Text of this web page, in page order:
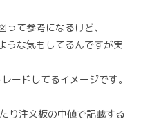
て参考になるけど、
うな気もしてるんですが実
ードしてるイメージです。
り注文板の中値で記載する